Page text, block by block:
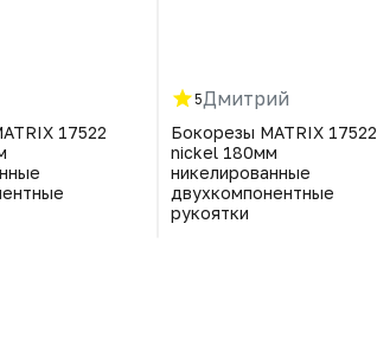
17522
5Дмитрий
Бокорезы MATRIX 17522
nickel 180мм
никелированные
двухкомпонентные
рукоятки